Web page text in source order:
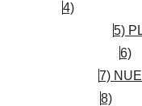
4)
5)
6)
7)
8)